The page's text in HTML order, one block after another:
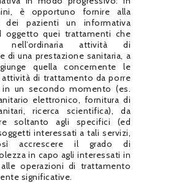
è opportuno fornire alla
dei pazienti un informativa
oggetto quei trattamenti che
nell’ordinaria attività di
di una prestazione sanitaria, a
quella concernente le
attività di trattamento da porre
un secondo momento (es.
elettronico, fornitura di
ricerca scientifica), da
soltanto agli specifici (ed
interessati a tali servizi,
accrescere il grado di
in capo agli interessati in
operazioni di trattamento
significative.